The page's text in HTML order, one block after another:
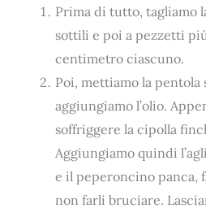
Prima di tutto, tagliamo
sottili e poi a pezzetti
centimetro ciascuno.
Poi, mettiamo la pentola
aggiungiamo l’olio.
soffriggere la cipolla
Aggiungiamo quindi
e il peperoncino panca,
non farli bruciare.